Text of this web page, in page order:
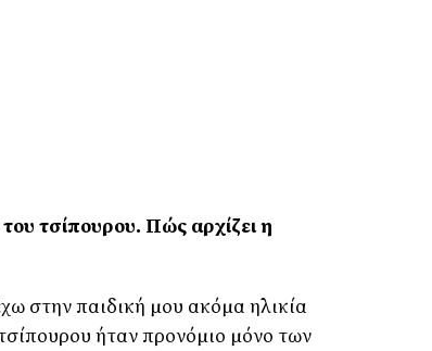
του τσίπουρου. Πώς αρχίζει η
στην παιδική µου ακόµα ηλικία
ήταν προνόµιο µόνο των